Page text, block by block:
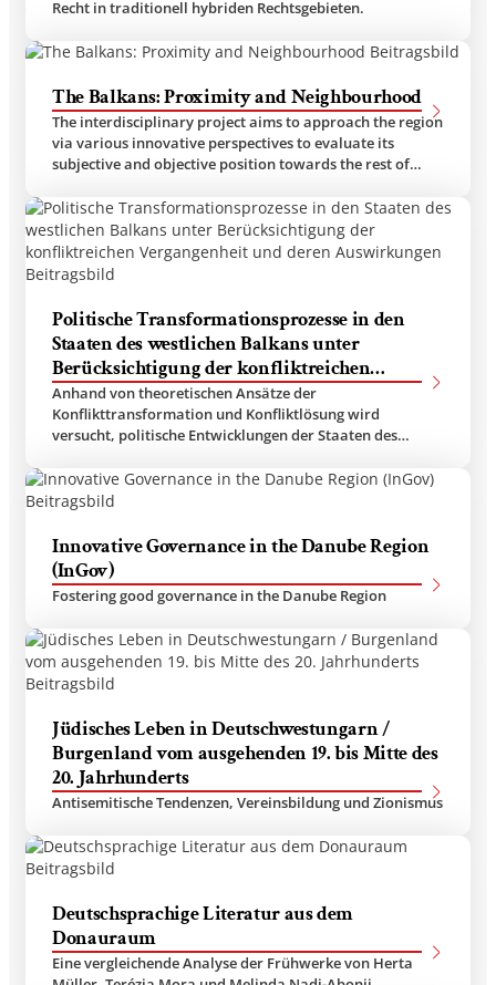
in hybriden Rechtsgebieten‘
Recht in traditionell hybriden Rechtsgebieten.
The Balkans: Proximity and Neighbourhood
The interdisciplinary project aims to approach the region
via various innovative perspectives to evaluate its
subjective and objective position towards the rest of
Politische Transformationsprozesse in den
Staaten des westlichen Balkans unter
Berücksichtigung der konfliktreichen
Vergangenheit und deren Auswirkungen
Anhand von theoretischen Ansätze der
Konflikttransformation und Konfliktlösung wird
versucht, politische Entwicklungen der Staaten des
Innovative Governance in the Danube Region
(InGov)
Fostering good governance in the Danube Region
Jüdisches Leben in Deutschwestungarn /
Burgenland vom ausgehenden 19. bis Mitte des
20. Jahrhunderts
Antisemitische Tendenzen, Vereinsbildung und Zionismus
Deutschsprachige Literatur aus dem
Donauraum
Eine vergleichende Analyse der Frühwerke von Herta